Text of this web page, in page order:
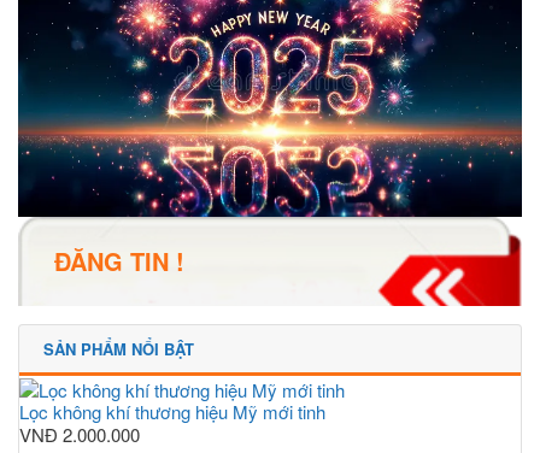
ĐĂNG TIN !
SẢN PHẨM NỔI BẬT
Lọc không khí thương hiệu Mỹ mới tinh
VNĐ 2.000.000